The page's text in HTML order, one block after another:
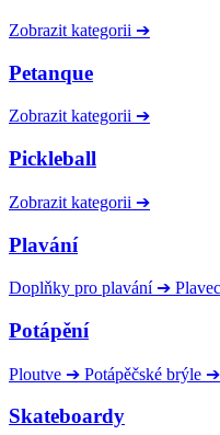
Zobrazit kategorii ➔
Petanque
Zobrazit kategorii ➔
Pickleball
Zobrazit kategorii ➔
Plavání
Doplňky pro plavání ➔
Potápění
Ploutve ➔ Potápěčské brýle ➔
Skateboardy